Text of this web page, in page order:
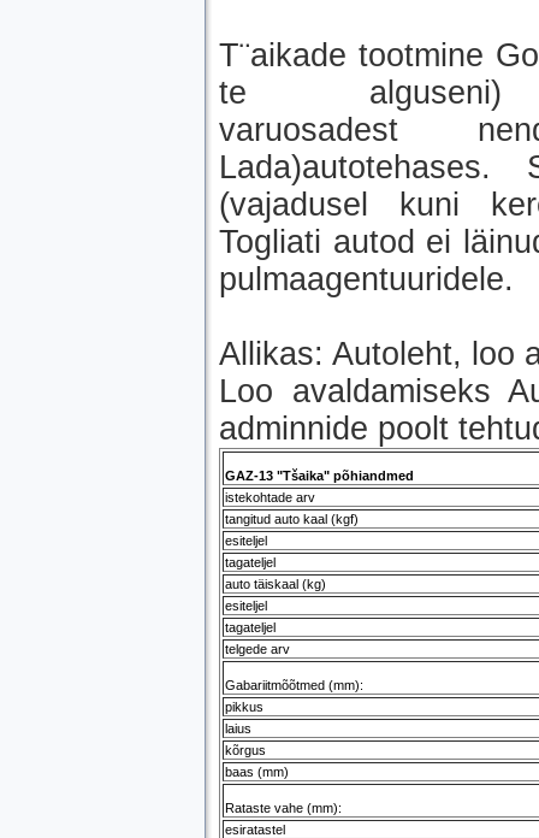
T¨aikade tootmine
te
varuosadest
(vajadusel kuni
Togliati autod ei
pulmaagentuuridele.
Allikas: Autoleht, loo
Loo avaldamiseks
adminnide poolt
GAZ-13 "Tšaika" põhiandmed
istekohtade arv
tangitud auto kaal (kgf)
esiteljel
tagateljel
auto täiskaal (kg)
esiteljel
tagateljel
telgede arv
Gabariitmõõtmed (mm):
pikkus
laius
kõrgus
baas (mm)
Rataste vahe (mm):
esiratastel